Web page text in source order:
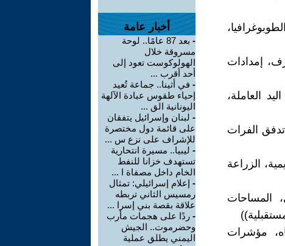
إمدادات
العاملة،
الفرات
الزراعة
المساحات
مؤشرات
أخبار عامة
-
بعد 87 عامًا.. لوحة
مسروقة خلال
الهولوكوست تعود إلى
أحد أقرب ...
- في أثينا.. جماعة تُعيد
إحياء طقوس عبادة الآلهة
اليونانية الق ...
- لبنان وإسرائيل يتفقان
على قائمة دول مختصرة
للإشراف على نزع س ...
- ليبيا.. مسيرة انتحارية
تستهدف خزانا للنفط
الخام داخل مصفاة ا ...
- إعلام إسرائيلي: تمثال
رمسيس الثاني تربطه
علاقة بقصة بني إسرا ...
- ردًا على هجمات مأرب
وحضرموت.. الجيش
اليمني يطلق عملية